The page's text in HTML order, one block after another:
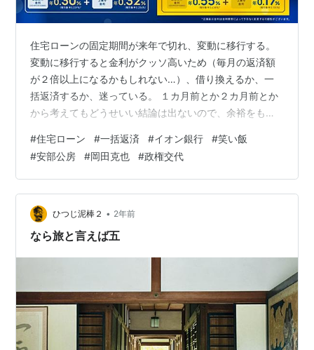
住宅ローンの固定期間が来年で切れ、変動に移行する。
変動に移行すると金利がクッソ高いため（毎月の返済額
が２倍以上になるかもしれない…）、借り換えるか、一
括返済するか、迷っている。 １カ月前とか２カ月前とか
から考えてもどうせいい結論は出ないので、余裕をもっ
ついて考えてみた。 早速、「一括返済」でググった。 手
数料がかかることが分かった。 金融機関によっては数万
円覚悟しないといけないこともあるらしい。 「カネ返す
ってんのになんで手数料がかかるんだ！踏み倒すなんて
言ってないだろうが！」と文句を言いたいところだが、
グッと堪える。 スマホの前で大声出し…
#住宅ローン #一括返済 #イオン銀行 #笑い飯
#安部公房 #岡田克也 #政権交代
ひつじ泥棒２ • 2年前
なら旅と言えば五